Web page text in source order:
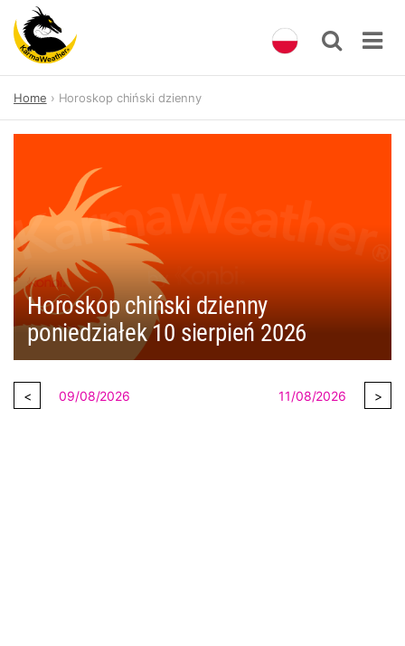
content
Home Horoskop chiński dzienny
Horoskop chiński dzienny
poniedziałek 10 sierpień 2026
09/08/2026 11/08/2026